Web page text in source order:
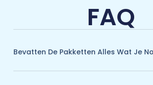
FAQ
Bevatten De Pakketten Alles Wat Je